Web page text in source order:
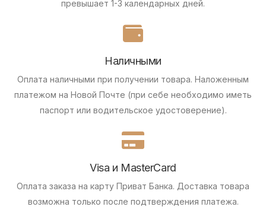
превышает 1-3 календарных дней.
Наличными
Оплата наличными при получении товара. Наложенным
платежом на Новой Почте (при себе необходимо иметь
паспорт или водительское удостоверение).
Visa и MasterCard
Оплата заказа на карту Приват Банка. Доставка товара
возможна только после подтверждения платежа.